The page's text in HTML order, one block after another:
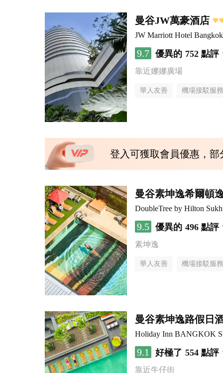
曼谷JW萬豪酒店
JW Marriott Hotel Bangkok
9.7 優異的 752 點評
靠近娜娜廣場
華人友善 機場接駁服務
登入可獲取會員優惠，
曼谷素坤逸希爾頓
DoubleTree by Hilton
9.5 優異的 496 點評
素坤逸
華人友善 機場接駁服務
曼谷素坤逸路假日
Holiday Inn BANGKOK
9.1 好極了 554 點評
靠近牛仔街